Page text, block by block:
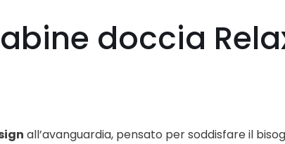
doccia
all’avanguardia, pensato per soddisfare il